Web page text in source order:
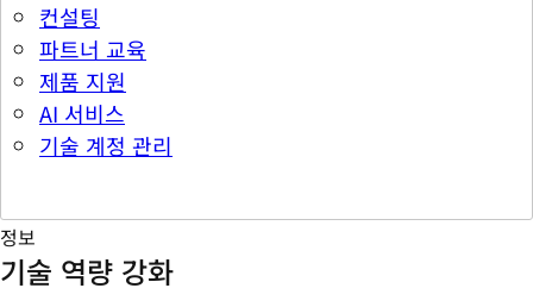
컨설팅
파트너 교육
제품 지원
AI 서비스
기술 계정 관리
정보
기술 역량 강화